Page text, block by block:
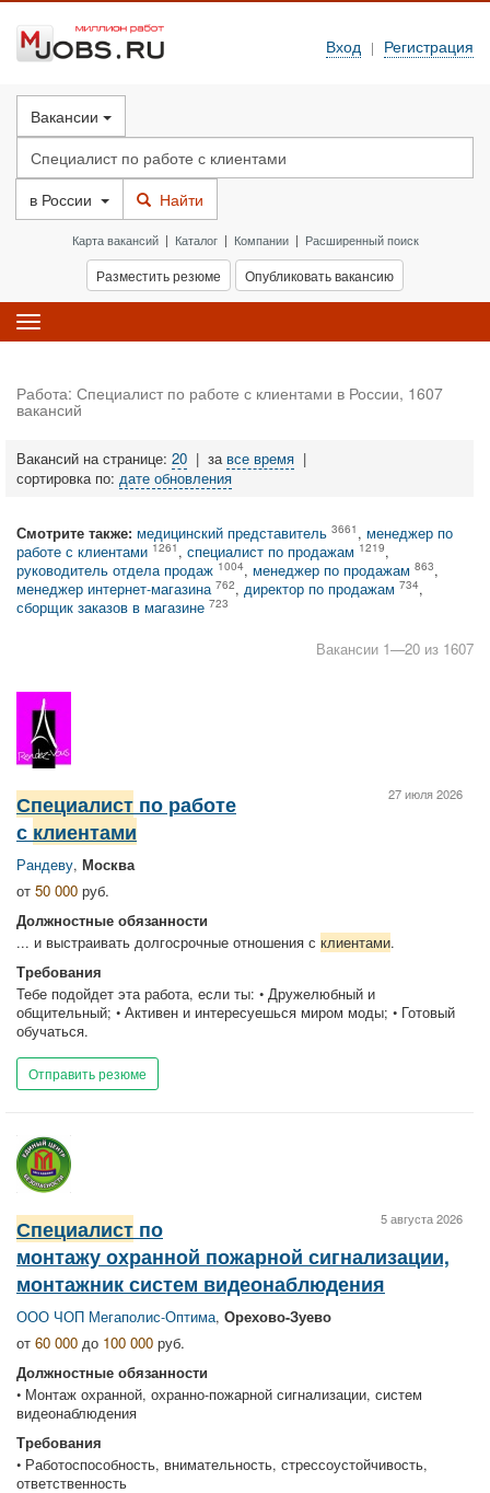
Вход | Регистрация
Вакансии
в России Найти
Карта вакансий| Каталог| Компании| Расширенный поиск
Разместить резюме Опубликовать вакансию
Toggle
navigation
Работа: Специалист по работе с клиентами в России, 1607
вакансий
Вакансий на странице: 20 | за все время |
сортировка по: дате обновления
Смотрите также: медицинский представитель 3661 , менеджер по
работе с клиентами 1261, специалист по продажам 1219,
руководитель отдела продаж 1004, менеджер по продажам 863,
менеджер интернет-магазина 762, директор по продажам 734,
сборщик заказов в магазине 723
Вакансии 1—20 из 1607
27 июля 2026
Специалист по работе
с клиентами
Рандеву, Москва
от 50 000 руб.
Должностные обязанности
... и выстраивать долгосрочные отношения с клиентами.
Требования
Тебе подойдет эта работа, если ты: • Дружелюбный и
общительный; • Активен и интересуешься миром моды; • Готовый
обучаться.
Отправить резюме
5 августа 2026
Специалист по
монтажу охранной пожарной сигнализации,
монтажник систем видеонаблюдения
ООО ЧОП Мегаполис-Оптима, Орехово-Зуево
от 60 000 до 100 000 руб.
Должностные обязанности
• Монтаж охранной, охранно-пожарной сигнализации, систем
видеонаблюдения
Требования
• Работоспособность, внимательность, стрессоустойчивость,
ответственность